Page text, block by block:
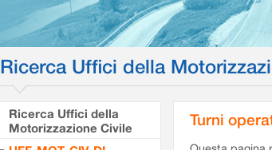
Ricerca Uffici della
Ricerca Uffici della
Motorizzazione Civile
Turni